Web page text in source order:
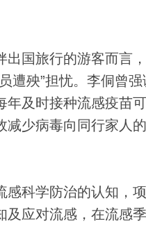
国旅行的游客而言
遭殃”担忧。李侗曾
年及时接种流感疫苗
减少病毒向同行家人
学防治的认知，项
及应对流感，在流感